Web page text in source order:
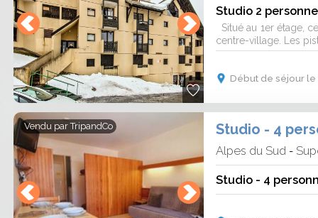
Studio 2
Situé au 1er étage,
centre-village. Les
Début de séjour le
Vendu parTripandCo
Alpes du Sud -